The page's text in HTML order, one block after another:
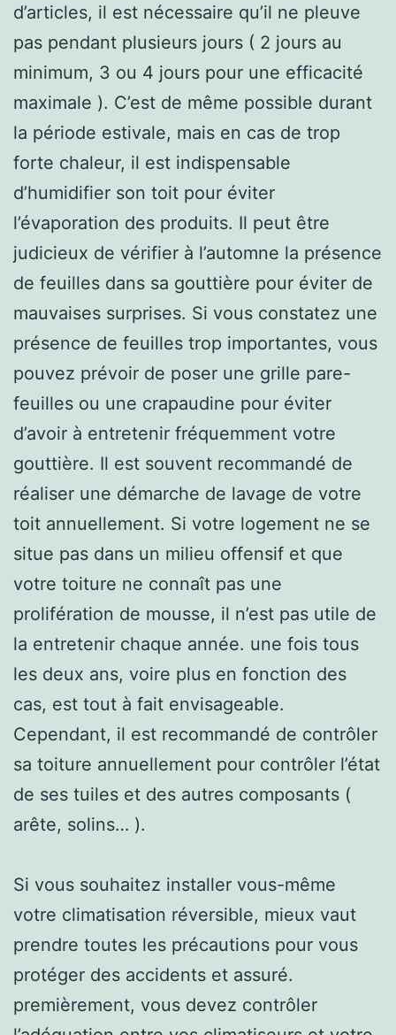
d’articles, il est nécessaire qu’il ne pleuve
pas pendant plusieurs jours ( 2 jours au
minimum, 3 ou 4 jours pour une efficacité
maximale ). C’est de même possible durant
la période estivale, mais en cas de trop
forte chaleur, il est indispensable
d’humidifier son toit pour éviter
l’évaporation des produits. Il peut être
judicieux de vérifier à l’automne la présence
de feuilles dans sa gouttière pour éviter de
mauvaises surprises. Si vous constatez une
présence de feuilles trop importantes, vous
pouvez prévoir de poser une grille pare-
feuilles ou une crapaudine pour éviter
d’avoir à entretenir fréquemment votre
gouttière. Il est souvent recommandé de
réaliser une démarche de lavage de votre
toit annuellement. Si votre logement ne se
situe pas dans un milieu offensif et que
votre toiture ne connaît pas une
prolifération de mousse, il n’est pas utile de
la entretenir chaque année. une fois tous
les deux ans, voire plus en fonction des
cas, est tout à fait envisageable.
Cependant, il est recommandé de contrôler
sa toiture annuellement pour contrôler l’état
de ses tuiles et des autres composants (
arête, solins… ).
Si vous souhaitez installer vous-même
votre climatisation réversible, mieux vaut
prendre toutes les précautions pour vous
protéger des accidents et assuré.
premièrement, vous devez contrôler